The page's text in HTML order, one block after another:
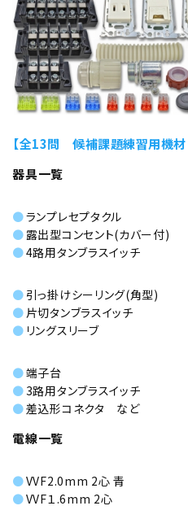
【全13問 候補課題練習用機
器具一覧
ランプレセプタクル
露出型コンセント(カバー付)
4路用タンブラスイッチ
引っ掛けシーリング(角型)
片切タンブラスイッチ
リングスリーブ
端子台
3路用タンブラスイッチ
差込形コネクタ など
電線一覧
VVF2.0mm 2心 青
VVF１.6mm 2心